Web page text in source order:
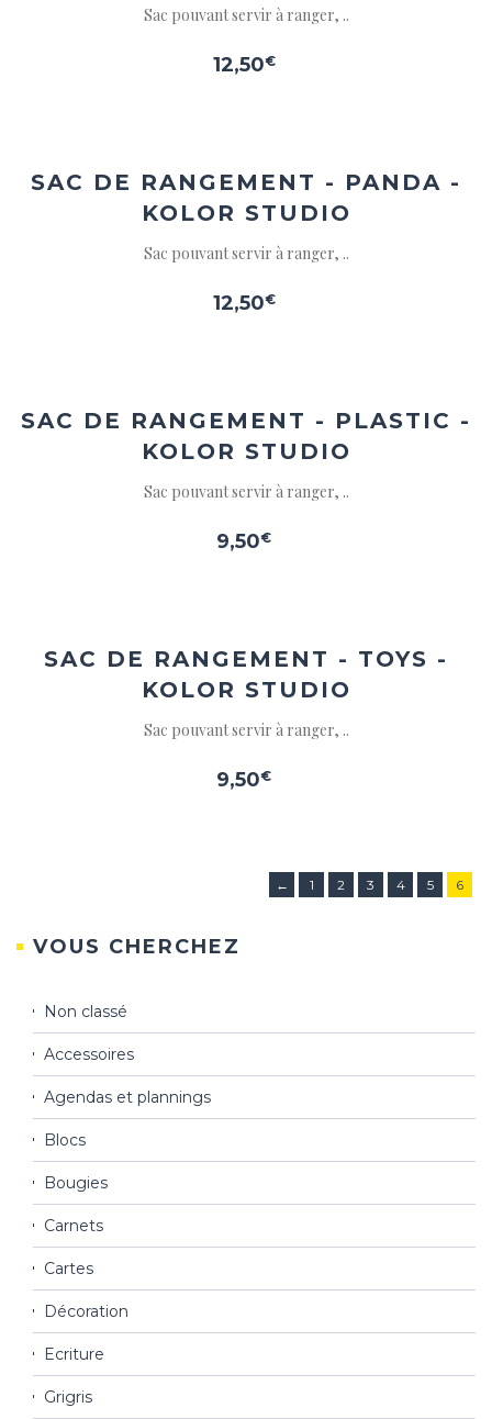
Sac pouvant servir à ranger, ..
12,50€
SAC DE RANGEMENT - PANDA -
KOLOR STUDIO
Sac pouvant servir à ranger, ..
12,50€
SAC DE RANGEMENT - PLASTIC -
KOLOR STUDIO
Sac pouvant servir à ranger, ..
9,50€
SAC DE RANGEMENT - TOYS -
KOLOR STUDIO
Sac pouvant servir à ranger, ..
9,50€
← 1 2 3 4 5 6
VOUS CHERCHEZ
Non classé
Accessoires
Agendas et plannings
Blocs
Bougies
Carnets
Cartes
Décoration
Ecriture
Grigris